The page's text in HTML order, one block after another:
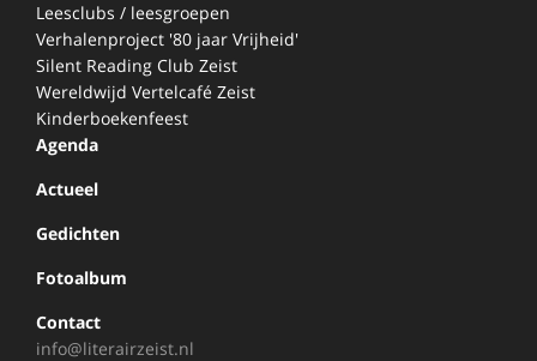
Leesclubs / leesgroepen
Verhalenproject '80 jaar Vrijheid'
Silent Reading Club Zeist
Wereldwijd Vertelcafé Zeist
Kinderboekenfeest
Agenda
Actueel
Gedichten
Fotoalbum
Contact
info@literairzeist.nl